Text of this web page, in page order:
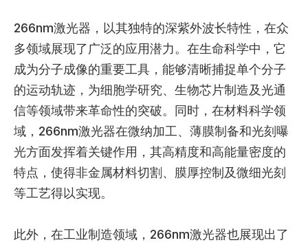
266nm激光器，以其独特的深紫外波长特性，在众
多领域展现了广泛的应用潜力。在生命科学中，它
成为分子成像的重要工具，能够清晰捕捉单个分子
的运动轨迹，为细胞学研究、生物芯片制造及光通
信等领域带来革命性的突破。同时，在材料科学领
域，266nm激光器在微纳加工、薄膜制备和光刻曝
光方面发挥着关键作用，其高精度和高能量密度的
特点，使得非金属材料切割、膜厚控制及微细光刻
等工艺得以实现。
此外，在工业制造领域，266nm激光器也展现出了